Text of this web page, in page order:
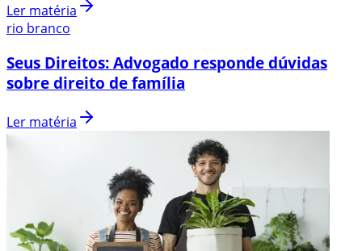
Ler matéria
rio branco
Seus Direitos: Advogado responde dúvidas
sobre direito de família
Ler matéria